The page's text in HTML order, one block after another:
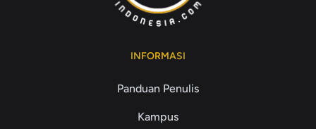
INFORMASI
Panduan Penulis
Kampus